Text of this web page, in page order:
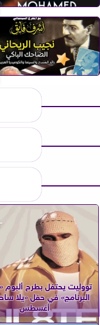
تووليت يحتفل بطرح
أغسطس